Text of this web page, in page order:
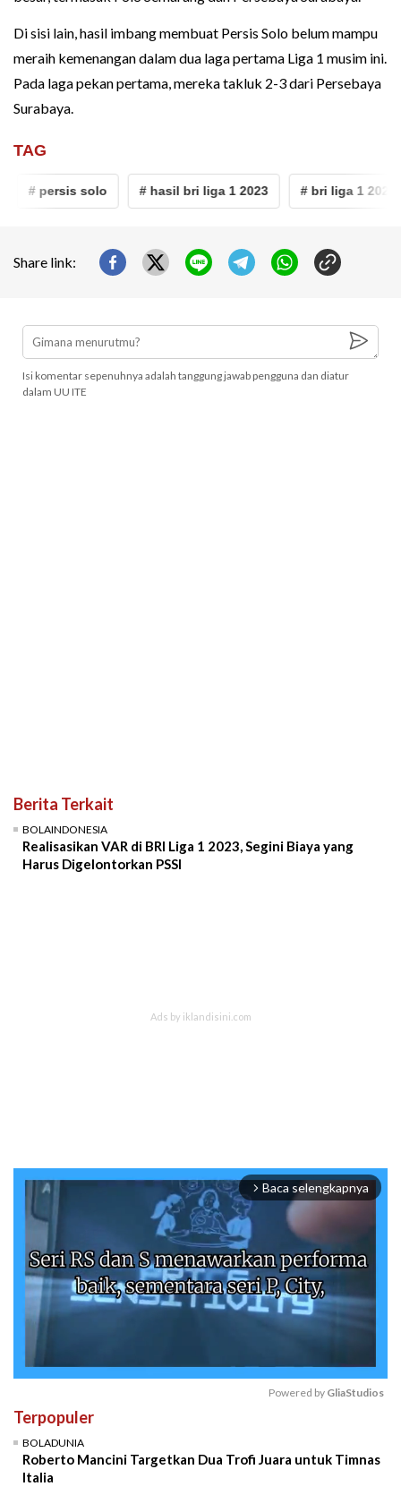
Di sisi lain, hasil imbang membuat Persis Solo belum mampu
meraih kemenangan dalam dua laga pertama Liga 1 musim ini.
Pada laga pekan pertama, mereka takluk 2-3 dari Persebaya
Surabaya.
TAG
# persis solo # hasil bri liga 1 2023 # bri liga 1 2023
Share link:
Isi komentar sepenuhnya adalah tanggung jawab pengguna dan diatur
dalam UU ITE
Berita Terkait
BOLAINDONESIA
Realisasikan VAR di BRI Liga 1 2023, Segini Biaya yang
Harus Digelontorkan PSSI
arrow_forward_ios Baca selengkapnya
Powered by GliaStudios
Terpopuler
BOLADUNIA
Roberto Mancini Targetkan Dua Trofi Juara untuk Timnas
Italia